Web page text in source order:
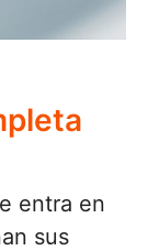
entra en
sus